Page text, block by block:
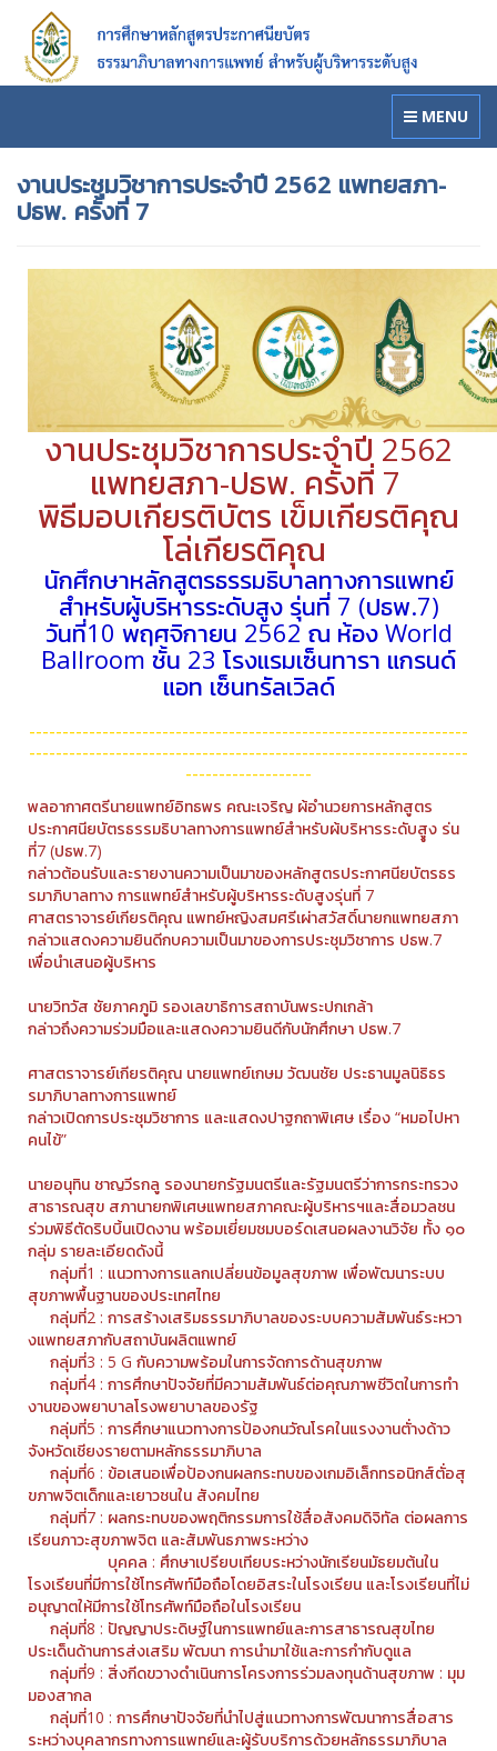
MENU
งานประชุมวิชาการประจําปี 2562 แพทยสภา-
ปธพ. ครั้งที่ 7
งานประชุมวิชาการประจําปี 2562
แพทยสภา-ปธพ. ครั้งที่ 7
พิธีมอบเกียรติบัตร เข็มเกียรติคุณ
โล่เกียรติคุณ
นักศึกษาหลักสูตรธรรมธิบาลทางการแพทย์
สําหรับผู้บริหารระดับสูง รุ่นที่ 7 (ปธพ.7)
วันที่10 พฤศจิกายน 2562 ณ ห้อง World
Ballroom ชั้น 23 โรงแรมเซ็นทารา แกรนด์
แอท เซ็นทรัลเวิลด์
------------------------------------------------------------------
------------------------------------------------------------------
-------------------
พลอากาศตรีนายแพทย์อิทธพร คณะเจริญ ผ้อํานวยการหลักสูตร
ประกาศนียบัตรธรรมธิบาลทางการแพทย์สําหรับผ้บริหารระดับสููง ร่น
ที่7 (ปธพ.7)
กล่าวต้อนรับและรายงานความเป็นมาของหลักสูตรประกาศนียบัตรธร
รมาภิบาลทาง การแพทย์สําหรับผู้บริหารระดับสูงรุ่นที่ 7
ศาสตราจารย์เกียรติคุณ แพทย์หญิงสมศรีเผ่าสวัสดิ์นายกแพทยสภา
กล่าวแสดงความยินดีกบความเป็นมาของการประชุมวิชาการ ปธพ.7
เพื่อนําเสนอผู้บริหาร
นายวิทวัส ชัยภาคภูมิ รองเลขาธิการสถาบันพระปกเกล้า
กล่าวถึงความร่วมมือและแสดงความยินดีกับนักศึกษา ปธพ.7
ศาสตราจารย์เกียรติคุณ นายแพทย์เกษม วัฒนชัย ประธานมูลนิธิธร
รมาภิบาลทางการแพทย์
กล่าวเปิดการประชุมวิชาการ และแสดงปาฐกถาพิเศษ เรื่อง “หมอไปหา
คนไข้”
นายอนุทิน ชาญวีรกลู รองนายกรัฐมนตรีและรัฐมนตรีว่าการกระทรวง
สาธารณสุข สภานายกพิเศษแพทยสภาคณะผู้บริหารฯและสื่อมวลชน
ร่วมพิธีตัดริบบิ้นเปิดงาน พร้อมเยี่ยมชมบอร์ดเสนอผลงานวิจัย ทั้ง ๑๐
กลุ่ม รายละเอียดดังนี้
กลุ่มที่1 : แนวทางการแลกเปลี่ยนข้อมูลสุขภาพ เพื่อพัฒนาระบบ
สุขภาพพื้นฐานของประเทศไทย
กลุ่มที่2 : การสร้างเสริมธรรมาภิบาลของระบบความสัมพันธ์ระหวา
งแพทยสภากับสถาบันผลิตแพทย์
กลุ่มที่3 : 5 G กับความพร้อมในการจัดการด้านสุขภาพ
กลุ่มที่4 : การศึกษาปัจจัยที่มีความสัมพันธ์ต่อคุณภาพชีวิตในการทํา
งานของพยาบาลโรงพยาบาลของรัฐ
กลุ่มที่5 : การศึกษาแนวทางการป้องกนวัณโรคในแรงงานตั่างด้าว
จังหวัดเชียงรายตามหลักธรรมาภิบาล
กลุ่มที่6 : ข้อเสนอเพื่อป้องกนผลกระทบของเกมอิเล็กทรอนิกส์ตั่อสุ
ขภาพจิตเด็กและเยาวชนใน สังคมไทย
กลุ่มที่7 : ผลกระทบของพฤติกรรมการใช้สื่อสังคมดิจิทัล ต่อผลการ
เรียนภาวะสุขภาพจิต และสัมพันธภาพระหว่าง
บุคคล : ศึกษาเปรียบเทียบระหว่างนักเรียนมัธยมต้นใน
โรงเรียนที่มีการใช้โทรศัพท์มือถือโดยอิสระในโรงเรียน และโรงเรียนที่ไม่
อนุญาตให้มีการใช้โทรศัพท์มือถือในโรงเรียน
กลุ่มที่8 : ปัญญาประดิษฐ์ในการแพทย์และการสาธารณสุขไทย
ประเด็นด้านการส่งเสริม พัฒนา การนํามาใช้และการกำกับดูแล
กลุ่มที่9 : สิ่งกีดขวางดําเนินการโครงการร่วมลงทุนด้านสุขภาพ : มุม
มองสากล
กลุ่มที่10 : การศึกษาปัจจัยที่นําไปสู่แนวทางการพัฒนาการสื่อสาร
ระหว่างบุคลากรทางการแพทย์และผู้รับบริการด้วยหลักธรรมาภิบาล